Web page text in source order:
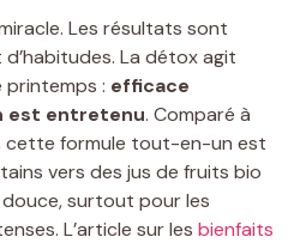
Les résultats sont
La détox agit
: efficace
est entretenu. Comparé à
cette formule tout-en-un est
vers des jus de fruits bio
surtout pour les
L’article sur les bienfaits